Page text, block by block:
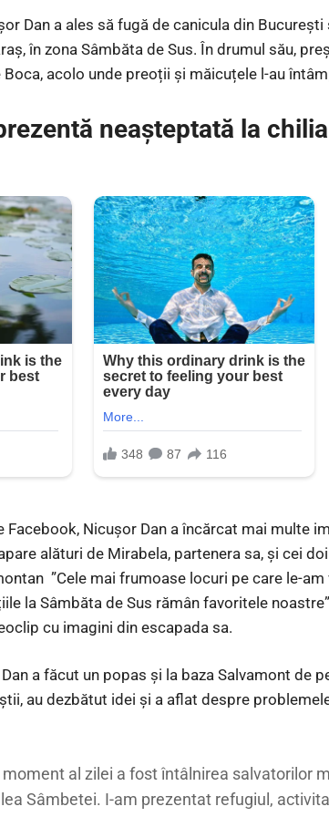
Dan a ales să fugă de canicula din
în zona Sâmbăta de Sus. În drumul său,
acolo unde preoții și măicuțele l-au
neașteptată la
Facebook, Nicușor Dan a încărcat mai multe
alături de Mirabela, partenera sa, și cei
”Cele mai frumoase locuri pe care le-
la Sâmbăta de Sus rămân favoritele
cu imagini din escapada sa.
a făcut un popas și la baza Salvamont de
au dezbătut idei și a aflat despre
al zilei a fost întâlnirea salvatorilor
Sâmbetei. I-am prezentat refugiul,